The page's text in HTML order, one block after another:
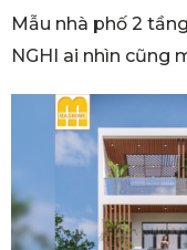
Mẫu nhà phố 2
NGHI ai nhìn cũng